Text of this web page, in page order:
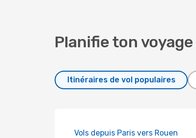
Planifie ton voyage
Itinéraires de vol populaires
Vols depuis Paris vers Rouen